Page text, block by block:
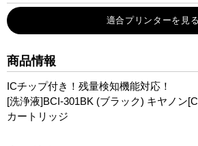
商品情報
ICチップ付き！残量検知機能対応！
[洗浄液]BCI-301BK (ブラック) キヤノン
カートリッジ